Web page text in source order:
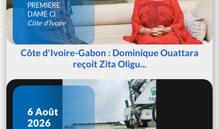
PREMIERE
DAME CI
Côte d'Ivoire
Côte d'Ivoire-Gabon : Dominique Ouattara
reçoit Zita Oligu...
6 Août
2026